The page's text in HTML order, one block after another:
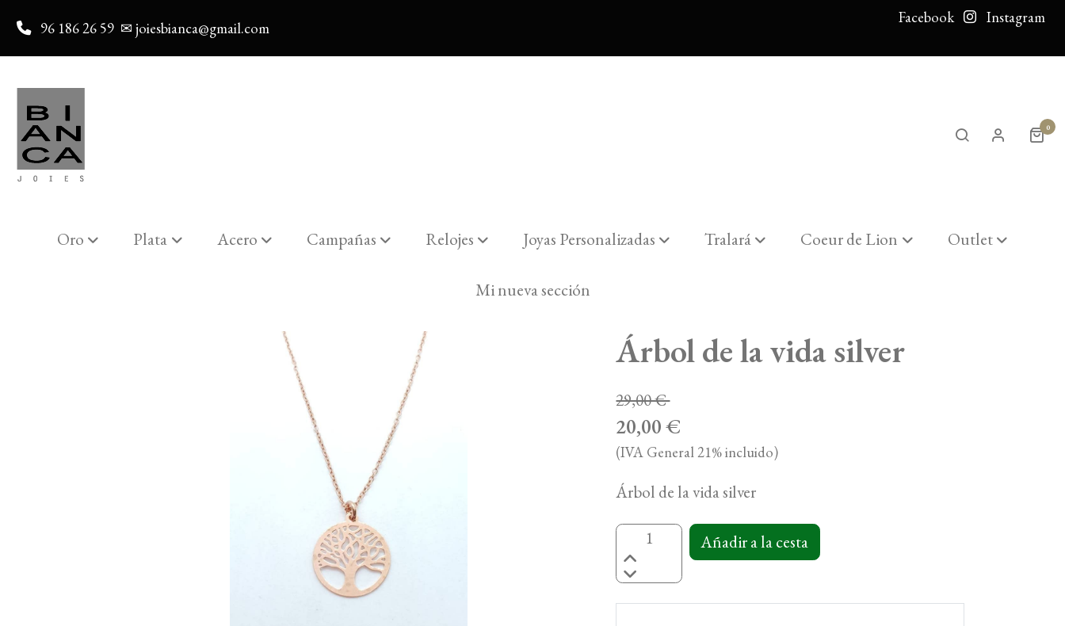
96 186 26 59 ✉ joiesbianca@gmail.com
Facebook Instagram
0
Oro Plata Acero Campañas Relojes Joyas Personalizadas Tralará Coeur de Lion Outlet
Mi nueva sección
Árbol de la vida silver
29,00 €
20,00 €
(IVA General 21% incluido)
Árbol de la vida silver
Añadir a la cesta